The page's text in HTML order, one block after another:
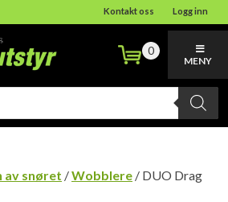
Kontakt oss Logg inn
0
MENY
av snøret /Wobblere / DUO Drag